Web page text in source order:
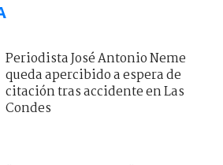
Periodista José Antonio Neme
queda apercibido a espera de
citación tras accidente en Las
Condes